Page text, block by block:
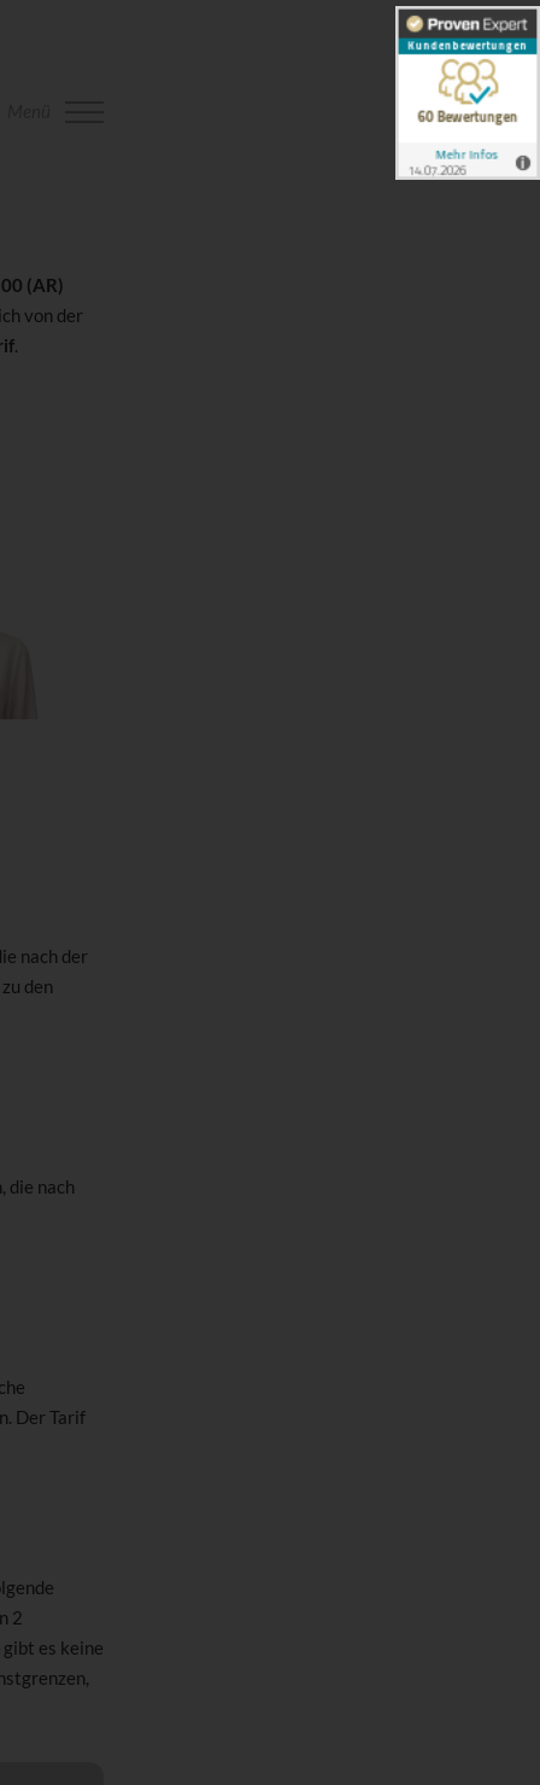
(AR)
von der
.
nach der
den
die nach
Der Tarif
2
es keine